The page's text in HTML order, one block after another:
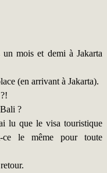
mois et demi à Jakarta
(en arrivant à Jakarta).
?
lu que le visa touristique
le même pour toute